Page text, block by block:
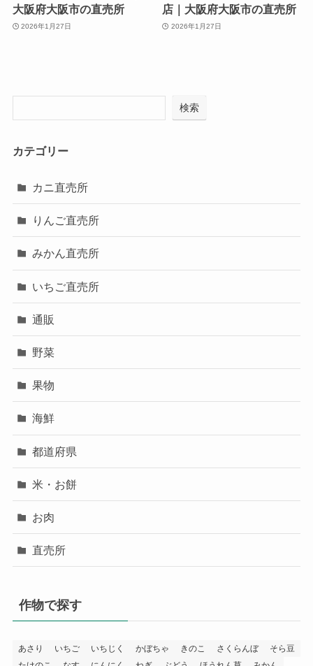
大阪府大阪市の直売所
2026年1月27日
店｜大阪府大阪市の直売所
2026年1月27日
検索
カテゴリー
カニ直売所
りんご直売所
みかん直売所
いちご直売所
通販
野菜
果物
海鮮
都道府県
米・お餅
お肉
直売所
作物で探す
あさり いちご いちじく かぼちゃ きのこ さくらんぼ
そら豆